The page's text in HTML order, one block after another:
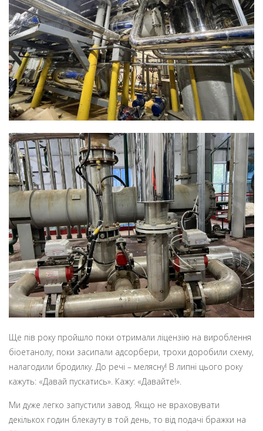
Ще пів року пройшло поки отримали ліцензію на вироблення
біоетанолу, поки засипали адсорбери, трохи доробили схему,
налагодили бродилку. До речі – мелясну! В липні цього року
кажуть: «Давай пускатись». Кажу: «Давайте!».
Ми дуже легко запустили завод. Якщо не враховувати
декількох годин блекауту в той день, то від подачі бражки на